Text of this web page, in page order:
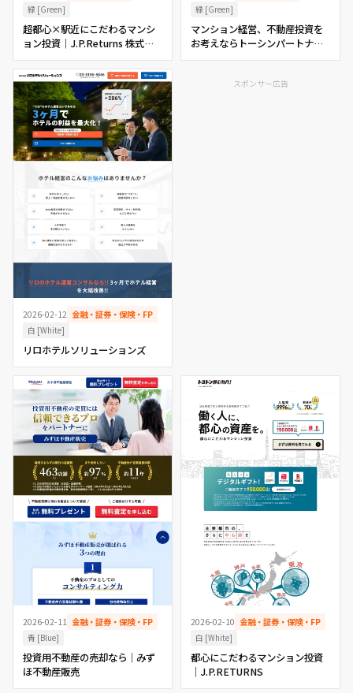
緑 [Green]
超都心×駅近にこだわるマンシ
ョン投資｜J.P.Returns 株式会
社
緑 [Green]
マンション経営、不動産投資を
お考えならトーシンパートナー
ズ
2026-02-12 金融・証券・保険・FP
白 [White]
リロホテルソリューションズ
スポンサー広告
2026-02-11 金融・証券・保険・FP
青 [Blue]
投資用不動産の売却なら｜みず
ほ不動産販売
2026-02-10 金融・証券・保険・FP
白 [White]
都心にこだわるマンション投資
｜J.P.RETURNS